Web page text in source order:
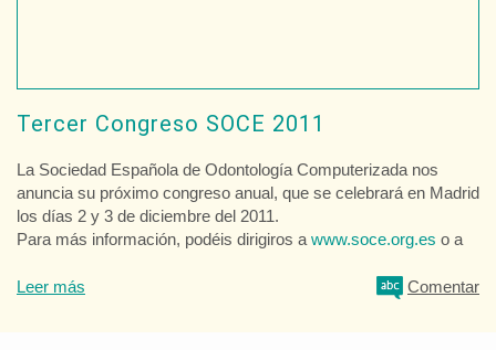
Tercer Congreso SOCE 2011
La Sociedad Española de Odontología Computerizada nos
anuncia su próximo congreso anual, que se celebrará en Madrid
los días 2 y 3 de diciembre del 2011.
Para más información, podéis dirigiros a www.soce.org.es o a
Leer más Comentar